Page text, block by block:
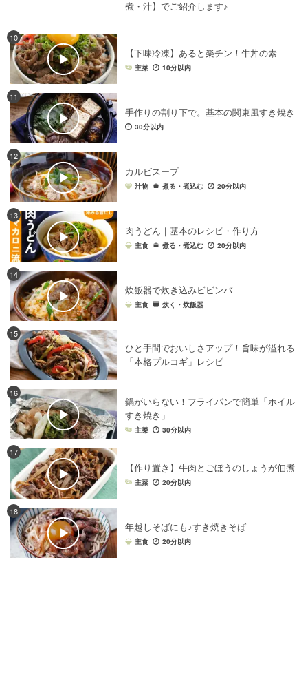
煮・汁】でご紹介します♪
10
【下味冷凍】あると楽チン！牛丼の素
主菜 10分以内
11
手作りの割り下で。基本の関東風すき焼き
30分以内
12
カルビスープ
汁物 煮る・煮込む 20分以内
13
肉うどん｜基本のレシピ・作り方
主食 煮る・煮込む 20分以内
14
炊飯器で炊き込みビビンバ
主食 炊く・炊飯器
15
ひと手間でおいしさアップ！旨味が溢れる
「本格プルコギ」レシピ
16
鍋がいらない！フライパンで簡単「ホイル
すき焼き」
主菜 30分以内
17
【作り置き】牛肉とごぼうのしょうが佃煮
主菜 20分以内
18
年越しそばにも♪すき焼きそば
主食 20分以内